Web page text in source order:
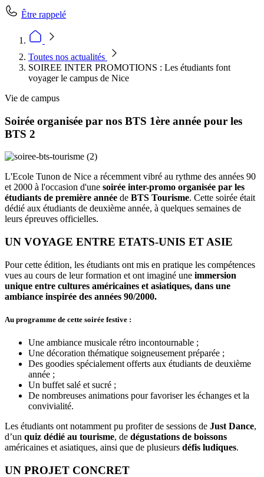
Être rappelé
Toutes nos actualités
SOIREE INTER PROMOTIONS : Les étudiants font
voyager le campus de Nice
Vie de campus
Soirée organisée par nos BTS 1ère année pour les
BTS 2
L'Ecole Tunon de Nice a récemment vibré au rythme des années 90
et 2000 à l'occasion d'une soirée inter-promo organisée par les
étudiants de première année de BTS Tourisme. Cette soirée était
dédié aux étudiants de deuxième année, à quelques semaines de
leurs épreuves officielles.
UN VOYAGE ENTRE ETATS-UNIS ET ASIE
Pour cette édition, les étudiants ont mis en pratique les compétences
vues au cours de leur formation et ont imaginé une immersion
unique entre cultures américaines et asiatiques, dans une
ambiance inspirée des années 90/2000.
Au programme de cette soirée festive :
Une ambiance musicale rétro incontournable ;
Une décoration thématique soigneusement préparée ;
Des goodies spécialement offerts aux étudiants de deuxième
année ;
Un buffet salé et sucré ;
De nombreuses animations pour favoriser les échanges et la
convivialité.
Les étudiants ont notamment pu profiter de sessions de Just Dance,
d’un quiz dédié au tourisme, de dégustations de boissons
américaines et asiatiques, ainsi que de plusieurs défis ludiques.
UN PROJET CONCRET